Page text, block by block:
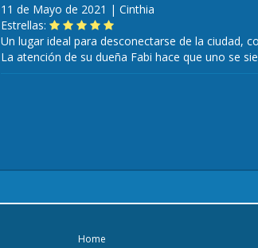
11 de Mayo de 2021 | Cinthia
Estrellas:
Un lugar ideal para desconectarse de la ciudad,
La atención de su dueña Fabi hace que uno se
Home